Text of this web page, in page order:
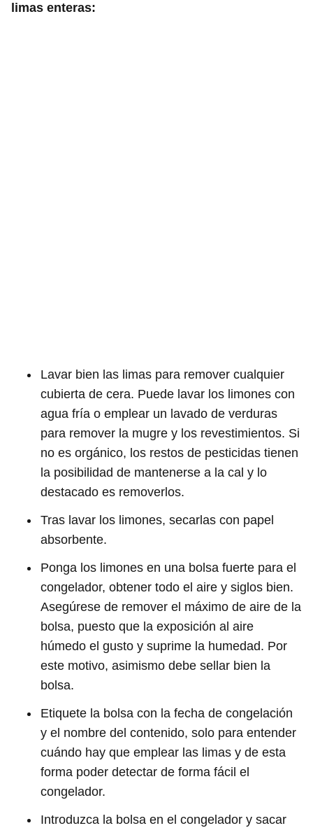
limas enteras:
Lavar bien las limas para remover cualquier
cubierta de cera. Puede lavar los limones con
agua fría o emplear un lavado de verduras
para remover la mugre y los revestimientos. Si
no es orgánico, los restos de pesticidas tienen
la posibilidad de mantenerse a la cal y lo
destacado es removerlos.
Tras lavar los limones, secarlas con papel
absorbente.
Ponga los limones en una bolsa fuerte para el
congelador, obtener todo el aire y siglos bien.
Asegúrese de remover el máximo de aire de la
bolsa, puesto que la exposición al aire
húmedo el gusto y suprime la humedad. Por
este motivo, asimismo debe sellar bien la
bolsa.
Etiquete la bolsa con la fecha de congelación
y el nombre del contenido, solo para entender
cuándo hay que emplear las limas y de esta
forma poder detectar de forma fácil el
congelador.
Introduzca la bolsa en el congelador y sacar